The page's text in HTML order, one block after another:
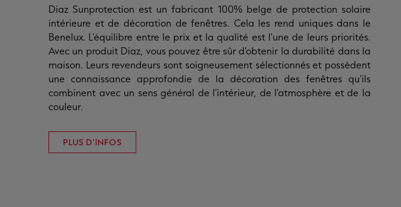
Diaz Sunprotection est un fabricant 100% belge de protection solaire
intérieure et de décoration de fenêtres. Cela les rend uniques dans le
Benelux. L'équilibre entre le prix et la qualité est l'une de leurs priorités.
Avec un produit Diaz, vous pouvez être sûr d'obtenir la durabilité dans la
maison. Leurs revendeurs sont soigneusement sélectionnés et possèdent
une connaissance approfondie de la décoration des fenêtres qu'ils
combinent avec un sens général de l'intérieur, de l'atmosphère et de la
couleur.
PLUS D'INFOS